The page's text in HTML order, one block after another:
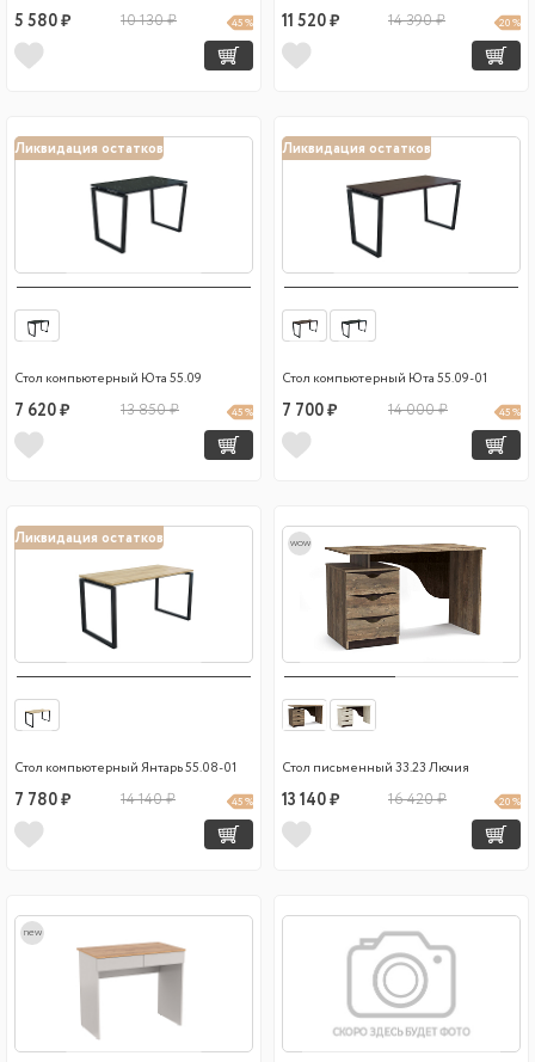
5 580 ₽ 10 130 ₽ 45 % 11 520 ₽ 14 390 ₽ 20 %
Ликвидация остатков
Стол компьютерный Юта 55.09
7 620 ₽ 13 850 ₽ 45 %
Ликвидация остатков
Стол компьютерный Юта 55.09-01
7 700 ₽ 14 000 ₽ 45 %
Ликвидация остатков
Стол компьютерный Янтарь 55.08-01
7 780 ₽ 14 140 ₽ 45 %
wow
Стол письменный 33.23 Лючия
13 140 ₽ 16 420 ₽ 20 %
new